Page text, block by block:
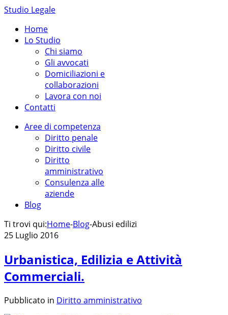
Studio Legale
Home
Lo Studio
Chi siamo
Gli avvocati
Domiciliazioni e
collaborazioni
Lavora con noi
Contatti
Aree di competenza
Diritto penale
Diritto civile
Diritto
amministrativo
Consulenza alle
aziende
Blog
Ti trovi qui:Home-Blog-Abusi edilizi
25 Luglio 2016
Urbanistica, Edilizia e Attività
Commerciali.
Pubblicato in Diritto amministrativo